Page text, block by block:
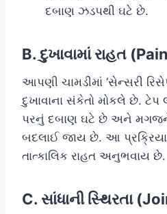
દબાણ ઝડપથી ઘટે છે.
B. દુખાવામાં રાહત
આપણી ચામડીમાં ‘સેન્સરી
દુખાવાના સંકેતો મોકલે છે. ટેપ
પરનું દબાણ ઘટે છે અને મગજને
બદલાઈ જાય છે. આ
તાત્કાલિક રાહત અનુભવાય છે.
C. સાંધાની સ્થિરતા